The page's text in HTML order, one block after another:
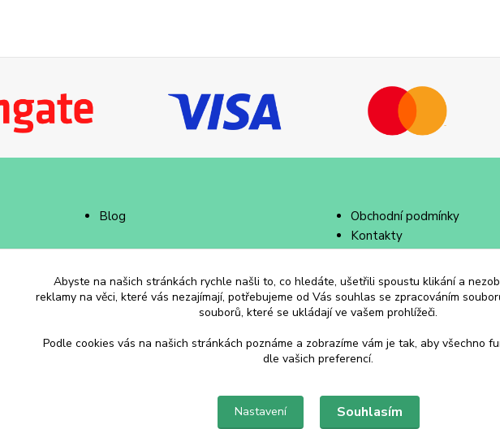
Blog
Obchodní podmínky
Kontakty
Abyste na našich stránkách rychle našli to, co hledáte, ušetřili spoustu klikání a
reklamy na věci, které vás nezajímají, potřebujeme od Vás souhlas se zpracováním
souborů, které se ukládají ve vašem prohlížeči.
Podle cookies vás na našich stránkách poznáme a zobrazíme vám je tak, aby všechno
dle vašich preferencí.
Nastavení Souhlasím